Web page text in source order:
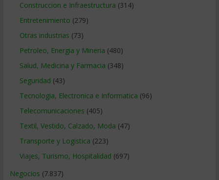
Construccion e Infraestructura (314)
Entretenimiento (279)
Otras industrias (73)
Petroleo, Energia y Mineria (480)
Salud, Medicina y Farmacia (348)
Seguridad (43)
Tecnologia, Electronica e Informatica (96)
Telecomunicaciones (405)
Textil, Vestido, Calzado, Moda (47)
Transporte y Logistica (223)
Viajes, Turismo, Hospitalidad (697)
Negocios (7.837)